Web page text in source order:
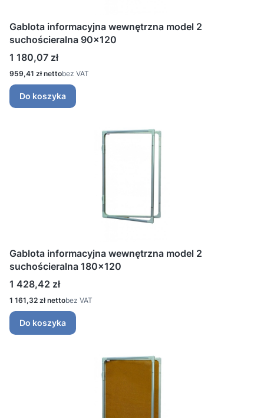
Gablota informacyjna wewnętrzna model 2
suchościeralna 90x120
Cena
1 180,07 zł
Cena
959,41 zł bez VAT
Do koszyka
Gablota informacyjna wewnętrzna model 2
suchościeralna 180x120
Cena
1 428,42 zł
Cena
1 161,32 zł bez VAT
Do koszyka